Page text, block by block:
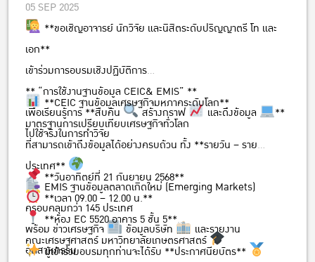
05 SEP 2025
**ขอเชิญอาจารย์ นักวิจัย และนิสิตระดับปริญญาตรี โท และ
เอก**
เข้าร่วมการอบรมเชิงปฏิบัติการ
** “การใช้งานฐานข้อมูล CEIC& EMIS” **
เพื่อเรียนรู้การ **สืบค้น
สร้างกราฟ และดึงข้อมูล
**
ไปใช้จริงในการทำวิจัย
**CEIC ฐานข้อมูลเศรษฐกิจมหภาคระดับโลก**
มาตรฐานการเปรียบเทียบเศรษฐกิจทั่วโลก
ที่สามารถเข้าถึงข้อมูลได้อย่างครบถ้วน ทั้ง **รายวัน – ราย
ประเทศ**
EMIS ฐานข้อมูลตลาดเกิดใหม่ (Emerging Markets)
ครอบคลุมกว่า 145 ประเทศ
พร้อม ข่าวเศรษฐกิจ
ข้อมูลบริษัท
และรายงาน
อุตสาหกรรม
**วันอาทิตย์ที่ 21 กันยายน 2568**
**เวลา 09.00 – 12.00 น.**
**ห้อง EC 5520 อาคาร 5 ชั้น 5**
คณะเศรษฐศาสตร์ มหาวิทยาลัยเกษตรศาสตร์
ผู้เข้าร่วมอบรมทุกท่านจะได้รับ **ประกาศนียบัตร**